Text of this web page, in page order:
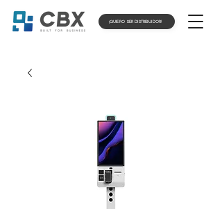
¡QUIERO SER DISTRIBUIDOR!